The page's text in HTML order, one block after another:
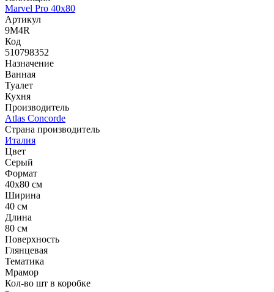
Marvel Pro 40x80
Артикул
9M4R
Код
510798352
Назначение
Ванная
Туалет
Кухня
Производитель
Atlas Concorde
Страна производитель
Италия
Цвет
Серый
Формат
40x80 см
Ширина
40 см
Длина
80 см
Поверхность
Глянцевая
Тематика
Мрамор
Кол-во шт в коробке